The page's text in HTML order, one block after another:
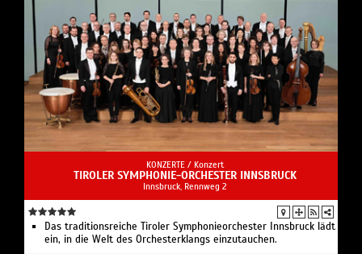
KONZERTE / Konzert
TIROLER SYMPHONIE-ORCHESTER INNSBRUCK
Innsbruck, Rennweg 2
Das traditionsreiche Tiroler Symphonieorchester Innsbruck lädt
ein, in die Welt des Orchesterklangs einzutauchen.